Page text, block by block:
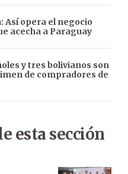
Así opera el negocio
acecha a Paraguay
y tres bolivianos son
de compradores de
esta sección